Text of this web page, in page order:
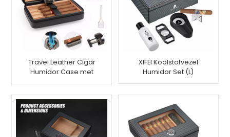
Travel Leather Cigar
Humidor Case met
XIFEI Koolstofvezel
Humidor Set (L)